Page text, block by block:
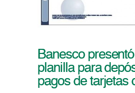
Banesco
planilla para
pagos de tarjetas